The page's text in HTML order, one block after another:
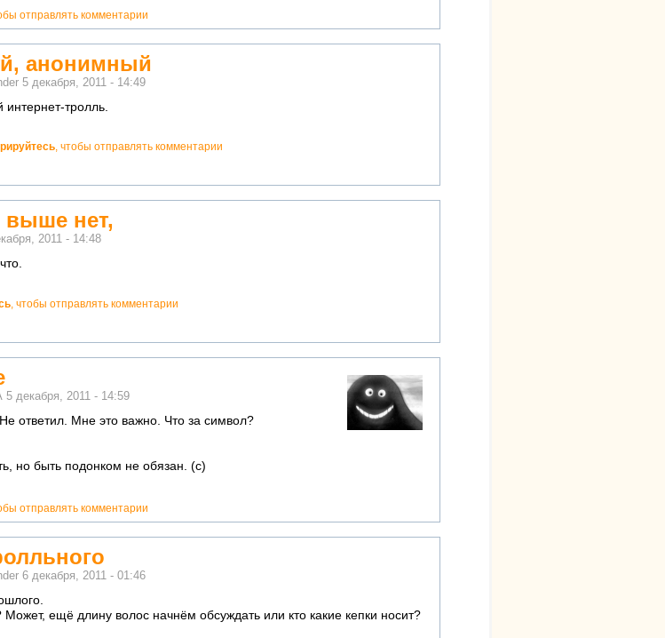
отправлять комментарии
анонимный
5 декабря, 2011 - 14:49
тролль.
, чтобы отправлять комментарии
нет,
2011 - 14:48
, чтобы отправлять комментарии
5 декабря, 2011 - 14:59
ответил. Мне это важно. Что за символ?
но быть подонком не обязан. (с)
отправлять комментарии
6 декабря, 2011 - 01:46
Может, ещё длину волос начнём обсуждать или кто какие кепки носит?